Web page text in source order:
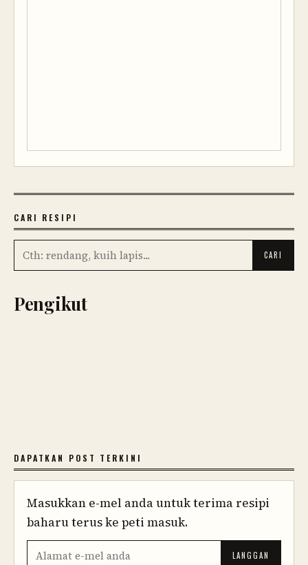
CARI RESIPI
Pengikut
DAPATKAN POST TERKINI
Masukkan e-mel anda untuk terima resipi
baharu terus ke peti masuk.